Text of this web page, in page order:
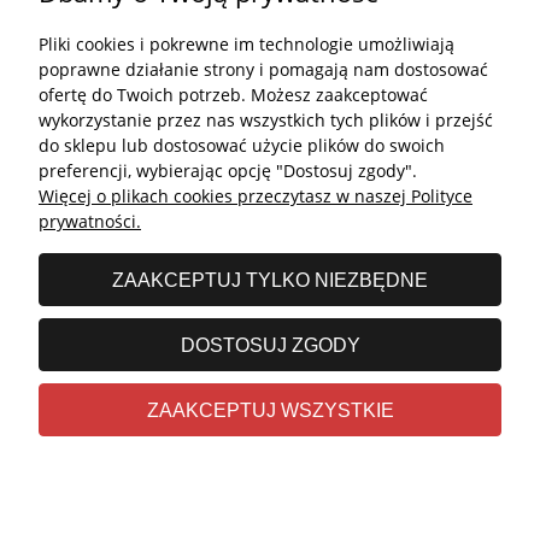
Kontakt
Kontakt
undefined
Godziny otwarcia salonu:
Poniedziałek - Piątek: 11:00 - 19:00
Sobota: 10:00 - 14:00
undefined © 2026 Wszelkie prawa zastrzeżone
RealizacjaStolems.com|Sklep internetowy Shoper.pl
Pliki cookies i pokrewne im technologie umożliwiają
poprawne działanie strony i pomagają nam dostosować
ofertę do Twoich potrzeb. Możesz zaakceptować
wykorzystanie przez nas wszystkich tych plików i przejść
do sklepu lub dostosować użycie plików do swoich
preferencji, wybierając opcję "Dostosuj zgody".
Więcej o plikach cookies przeczytasz w naszej Polityce
prywatności.
ZAAKCEPTUJ TYLKO NIEZBĘDNE
DOSTOSUJ ZGODY
ZAAKCEPTUJ WSZYSTKIE